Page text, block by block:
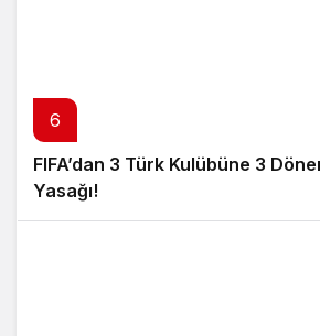
6
FIFA’dan 3 Türk Kulübüne 3
Yasağı!